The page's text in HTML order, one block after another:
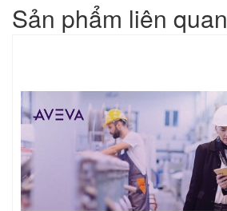
Sản phẩm liên quan